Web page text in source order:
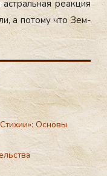
ре­ак­ция
а по­тому что Зем­
Основы